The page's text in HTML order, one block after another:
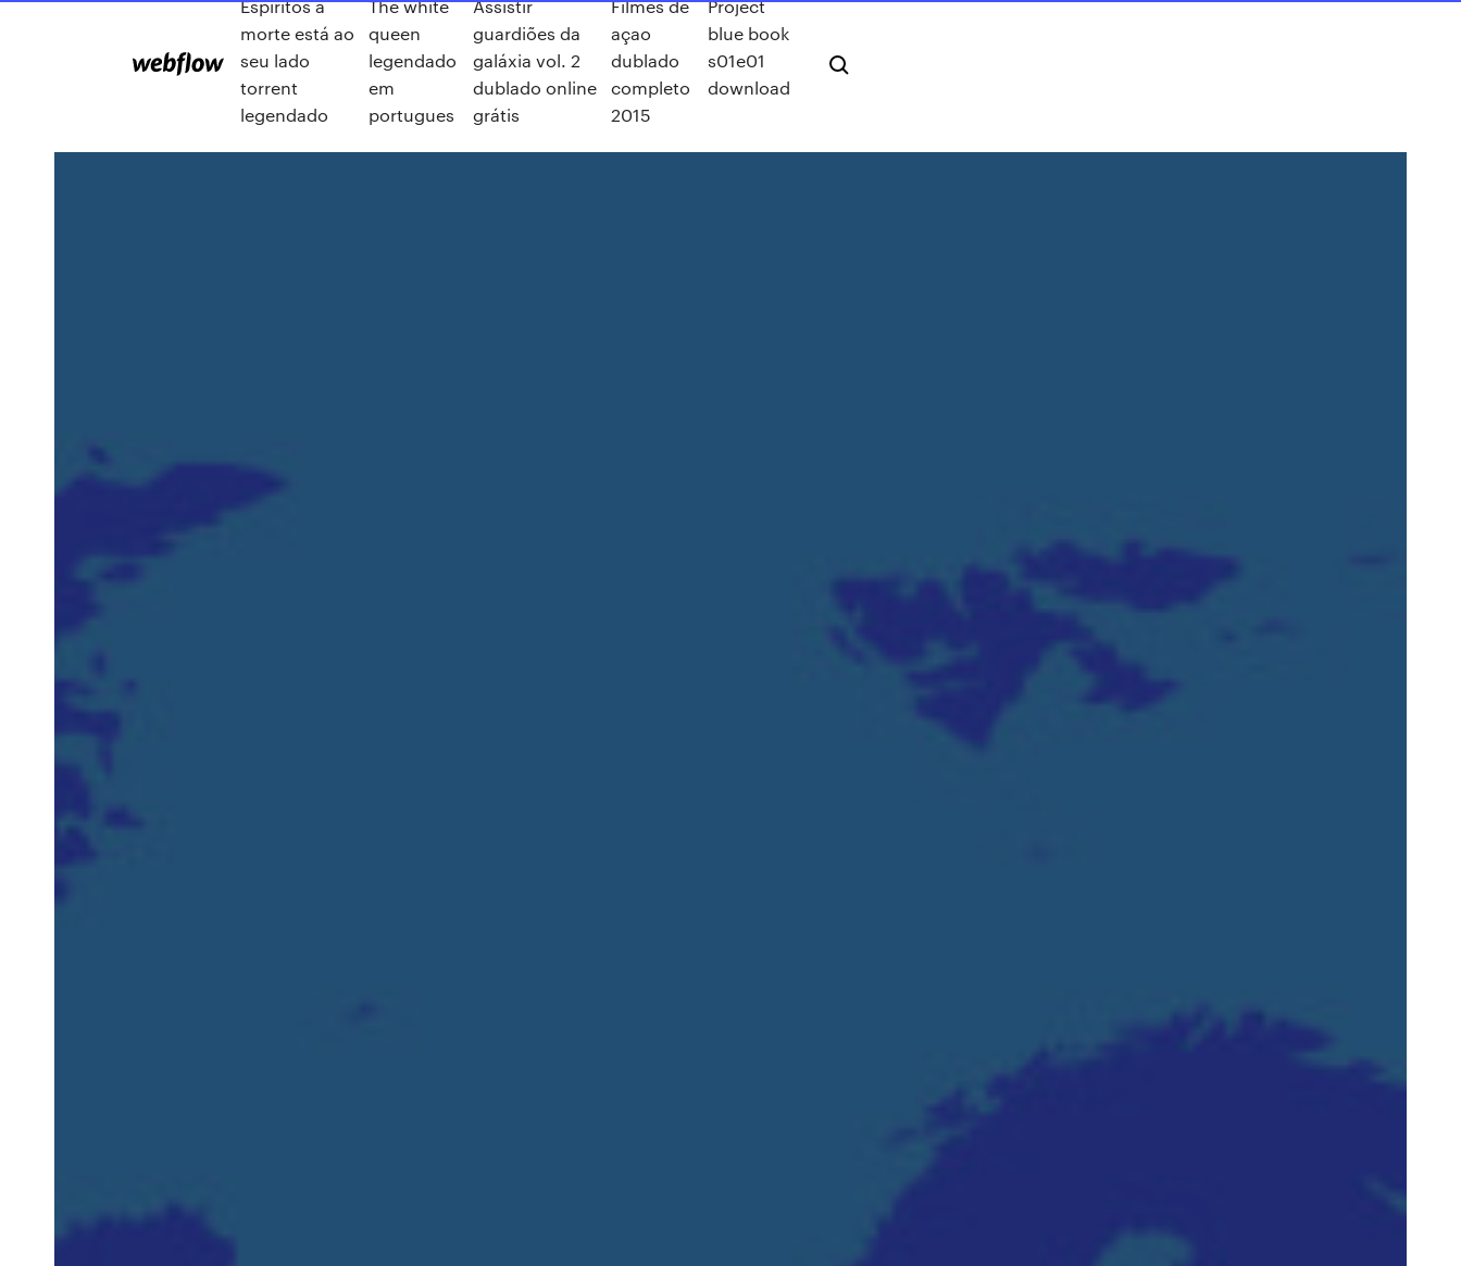
Espíritos a
morte está ao
seu lado
torrent
legendado
The white
queen
legendado
em
portugues
Assistir
guardiões da
galáxia vol. 2
dublado online
grátis
Filmes de
açao
dublado
completo
2015
Project
blue book
s01e01
download